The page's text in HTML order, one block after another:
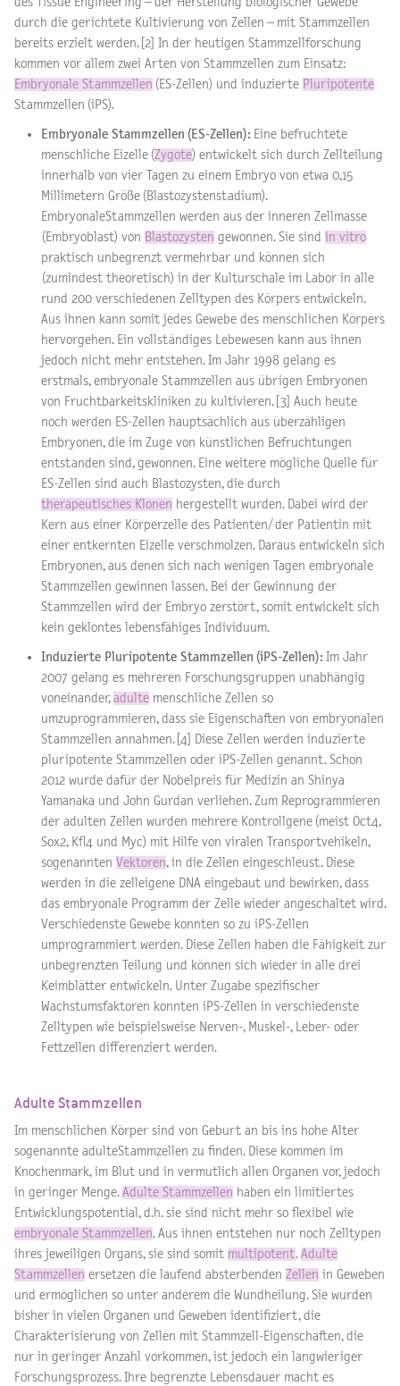
durch die gerichtete Kultivierung von Zellen – mit Stammzellen
bereits erzielt werden. [2] In der heutigen Stammzellforschung
kommen vor allem zwei Arten von Stammzellen zum Einsatz:
Embryonale Stammzellen (ES-Zellen) und induzierte Pluripotente
Stammzellen (iPS).
Embryonale Stammzellen (ES-Zellen): Eine befruchtete
menschliche Eizelle (Zygote) entwickelt sich durch Zellteilung
innerhalb von vier Tagen zu einem Embryo von etwa 0,15
Millimetern Größe (Blastozystenstadium).
EmbryonaleStammzellen werden aus der inneren Zellmasse
(Embryoblast) von Blastozysten gewonnen. Sie sind in vitro
praktisch unbegrenzt vermehrbar und können sich
(zumindest theoretisch) in der Kulturschale im Labor in alle
rund 200 verschiedenen Zelltypen des Körpers entwickeln.
Aus ihnen kann somit jedes Gewebe des menschlichen Körpers
hervorgehen. Ein vollständiges Lebewesen kann aus ihnen
jedoch nicht mehr entstehen. Im Jahr 1998 gelang es
erstmals, embryonale Stammzellen aus übrigen Embryonen
von Fruchtbarkeitskliniken zu kultivieren. [3] Auch heute
noch werden ES-Zellen hauptsächlich aus überzähligen
Embryonen, die im Zuge von künstlichen Befruchtungen
entstanden sind, gewonnen. Eine weitere mögliche Quelle für
ES-Zellen sind auch Blastozysten, die durch
therapeutisches Klonen hergestellt wurden. Dabei wird der
Kern aus einer Körperzelle des Patienten/ der Patientin mit
einer entkernten Eizelle verschmolzen. Daraus entwickeln sich
Embryonen, aus denen sich nach wenigen Tagen embryonale
Stammzellen gewinnen lassen. Bei der Gewinnung der
Stammzellen wird der Embryo zerstört, somit entwickelt sich
kein geklontes lebensfähiges Individuum.
Induzierte Pluripotente Stammzellen (iPS-Zellen): Im Jahr
2007 gelang es mehreren Forschungsgruppen unabhängig
voneinander, adulte menschliche Zellen so
umzuprogrammieren, dass sie Eigenschaften von embryonalen
Stammzellen annahmen. [4] Diese Zellen werden induzierte
pluripotente Stammzellen oder iPS-Zellen genannt. Schon
2012 wurde dafür der Nobelpreis für Medizin an Shinya
Yamanaka und John Gurdan verliehen. Zum Reprogrammieren
der adulten Zellen wurden mehrere Kontrollgene (meist Oct4,
Sox2, Kfl4 und Myc) mit Hilfe von viralen Transportvehikeln,
sogenannten Vektoren, in die Zellen eingeschleust. Diese
werden in die zelleigene DNA eingebaut und bewirken, dass
das embryonale Programm der Zelle wieder angeschaltet wird.
Verschiedenste Gewebe konnten so zu iPS-Zellen
umprogrammiert werden. Diese Zellen haben die Fähigkeit zur
unbegrenzten Teilung und können sich wieder in alle drei
Keimblätter entwickeln. Unter Zugabe spezifischer
Wachstumsfaktoren konnten iPS-Zellen in verschiedenste
Zelltypen wie beispielsweise Nerven-, Muskel-, Leber- oder
Fettzellen differenziert werden.
Adulte Stammzellen
Im menschlichen Körper sind von Geburt an bis ins hohe Alter
sogenannte adulteStammzellen zu finden. Diese kommen im
Knochenmark, im Blut und in vermutlich allen Organen vor, jedoch
in geringer Menge. Adulte Stammzellen haben ein limitiertes
Entwicklungspotential, d.h. sie sind nicht mehr so flexibel wie
embryonale Stammzellen. Aus ihnen entstehen nur noch Zelltypen
ihres jeweiligen Organs, sie sind somit multipotent. Adulte
Stammzellen ersetzen die laufend absterbenden Zellen in Geweben
und ermöglichen so unter anderem die Wundheilung. Sie wurden
bisher in vielen Organen und Geweben identifiziert, die
Charakterisierung von Zellen mit Stammzell-Eigenschaften, die
nur in geringer Anzahl vorkommen, ist jedoch ein langwieriger
Forschungsprozess. Ihre begrenzte Lebensdauer macht es